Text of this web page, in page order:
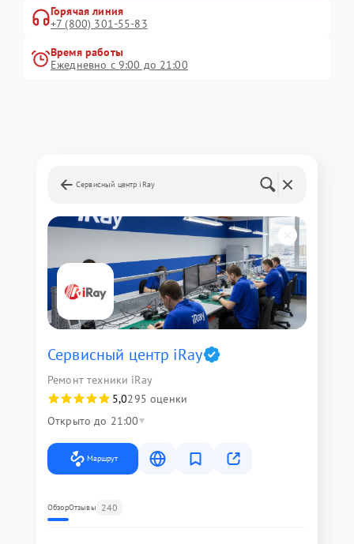
Горячая линия
+7 (800) 301-55-83
Время работы
Ежедневно с 9:00 до 21:00
Сервисный центр iRay
Сервисный центр iRay
Ремонт техники iRay
5,0295 оценки
Открыто до 21:00
Маршрут
ОбзорОтзывы 240